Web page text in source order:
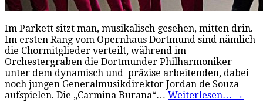
Im Parkett sitzt man, musikalisch gesehen, mitten drin.
Im ersten Rang vom Opernhaus Dortmund sind nämlich
die Chormitglieder verteilt, während im
Orchestergraben die Dortmunder Philharmoniker
unter dem dynamisch und präzise arbeitenden, dabei
noch jungen Generalmusikdirektor Jordan de Souza
aufspielen. Die „Carmina Burana“… Weiterlesen… →